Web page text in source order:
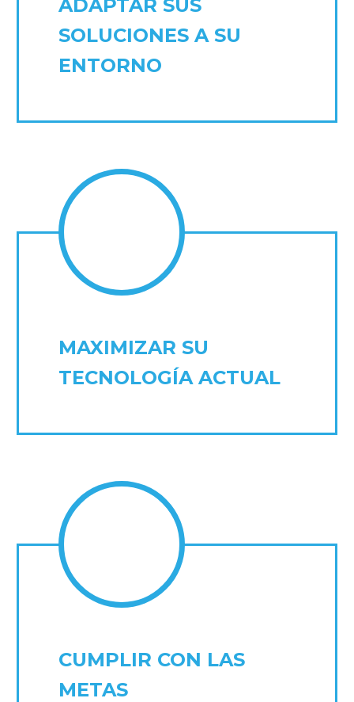
ADAPTAR SUS
SOLUCIONES A SU
ENTORNO
MAXIMIZAR SU
TECNOLOGÍA ACTUAL
CUMPLIR CON LAS
METAS